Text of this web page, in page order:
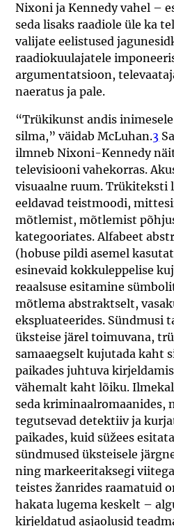
Nixoni ja Kennedy vahel –
seda lisaks raadiole üle ka
valijate eelistused
raadiokuulajatele
argumentatsioon,
naeratus ja pale.
“Trükikunst andis
silma,” väidab McLuhan.3
ilmneb Nixoni-Kennedy
televisiooni vahekorras.
visuaalne ruum. Trükiteksti
eeldavad teistmoodi,
mõtlemist, mõtlemist
kategooriates. Alfabeet
(hobuse pildi asemel
esinevaid kokkuleppelise
reaalsuse esitamine
mõtlema abstraktselt,
ekspluateerides. Sündmusi
üksteise järel toimuvana,
samaaegselt kujutada kaht
paikades juhtuva
vähemalt kaht lõiku.
seda kriminaalromaanides,
tegutsevad detektiiv ja
paikades, kuid süžees
sündmused üksteisele
ning markeeritaksegi
teistes žanrides raamatuid
hakata lugema keskelt –
kirjeldatud asjaolusid